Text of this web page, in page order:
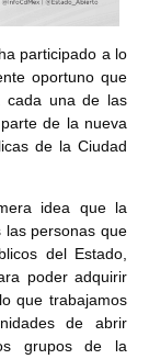
participado a lo
oportuno que
cada una de las
de la nueva
de la Ciudad
idea que la
las personas que
del Estado,
poder adquirir
que trabajamos
de abrir
grupos de la